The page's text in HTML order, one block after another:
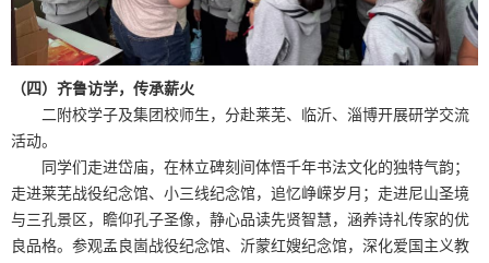
（四）齐鲁访学，传承薪火
二附校学子及集团校师生，分赴莱芜、临沂、淄博开展研学交流
活动。
同学们走进岱庙，在林立碑刻间体悟千年书法文化的独特气韵；
走进莱芜战役纪念馆、小三线纪念馆，追忆峥嵘岁月；走进尼山圣境
与三孔景区，瞻仰孔子圣像，静心品读先贤智慧，涵养诗礼传家的优
良品格。参观孟良崮战役纪念馆、沂蒙红嫂纪念馆，深化爱国主义教